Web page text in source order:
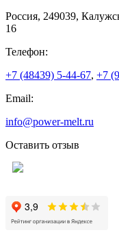
Россия, 249039,
16
Телефон:
+7 (48439) 5-44-67, +7
Email:
info@power-melt.ru
Оставить отзыв